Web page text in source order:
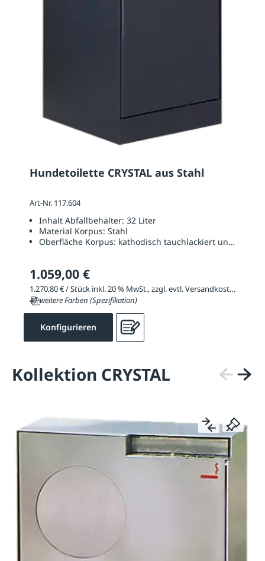
Hundetoilette CRYSTAL aus Stahl
Art-Nr. 117.604
Inhalt Abfallbehälter: 32 Liter
Material Korpus: Stahl
Oberfläche Korpus: kathodisch tauchlackiert und
1.059,00 €
1.270,80 € / Stück inkl. 20 % MwSt., zzgl. evtl. Versandkosten
41 weitere Farben (Spezifikation)
Konfigurieren
Kollektion CRYSTAL